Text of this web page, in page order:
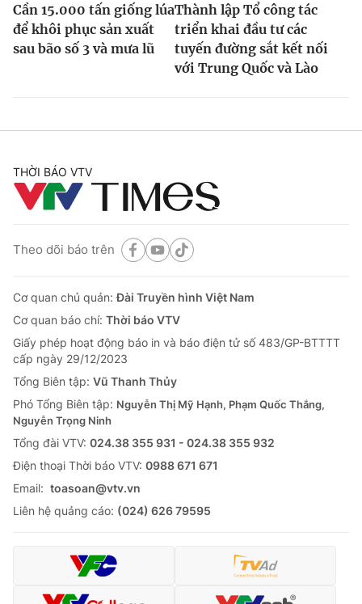
Cần 15.000 tấn giống lúa
để khôi phục sản xuất
sau bão số 3 và mưa lũ
Thành lập Tổ công tác
triển khai đầu tư các
tuyến đường sắt kết nối
với Trung Quốc và Lào
THỜI BÁO VTV
Theo dõi báo trên
Cơ quan chủ quản:Đài Truyền hình Việt Nam
Cơ quan báo chí: Thời báo VTV
Giấy phép hoạt động báo in và báo điện tử số 483/GP-BTTTT
cấp ngày 29/12/2023
Tổng Biên tập: Vũ Thanh Thủy
Phó Tổng Biên tập: Nguyễn Thị Mỹ Hạnh, Phạm Quốc Thắng,
Nguyễn Trọng Ninh
Tổng đài VTV: 024.38 355 931 - 024.38 355 932
Ðiện thoại Thời báo VTV: 0988 671 671
Email: toasoan@vtv.vn
Liên hệ quảng cáo: (024) 626 79595